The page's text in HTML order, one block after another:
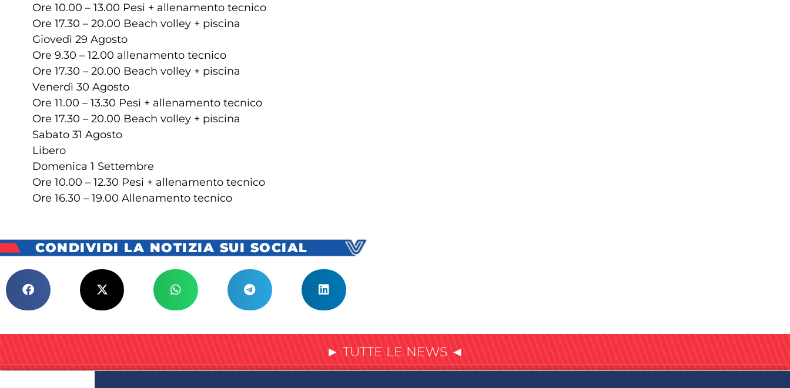
Ore 10.00 – 13.00 Pesi + allenamento tecnico
Ore 17.30 – 20.00 Beach volley + piscina
Giovedì 29 Agosto
Ore 9.30 – 12.00 allenamento tecnico
Ore 17.30 – 20.00 Beach volley + piscina
Venerdì 30 Agosto
Ore 11.00 – 13.30 Pesi + allenamento tecnico
Ore 17.30 – 20.00 Beach volley + piscina
Sabato 31 Agosto
Libero
Domenica 1 Settembre
Ore 10.00 – 12.30 Pesi + allenamento tecnico
Ore 16.30 – 19.00 Allenamento tecnico
CONDIVIDI LA NOTIZIA SUI SOCIAL
► TUTTE LE NEWS ◄